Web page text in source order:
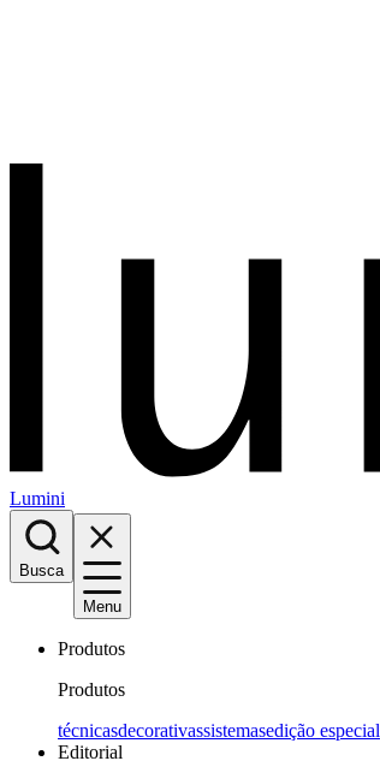
Lumini
Busca
Menu
Produtos
Produtos
técnicasdecorativassistemasedição especial
Editorial